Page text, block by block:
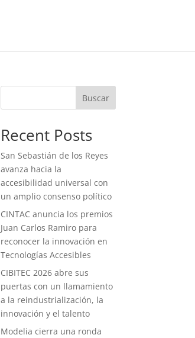
Buscar
Recent Posts
San Sebastián de los Reyes
avanza hacia la
accesibilidad universal con
un amplio consenso político
CINTAC anuncia los premios
Juan Carlos Ramiro para
reconocer la innovación en
Tecnologías Accesibles
CIBITEC 2026 abre sus
puertas con un llamamiento
a la reindustrialización, la
innovación y el talento
Modelia cierra una ronda